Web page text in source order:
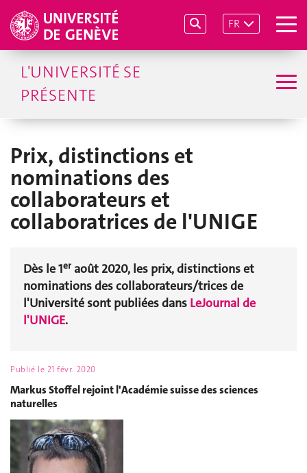
FR
L'UNIVERSITÉ SE
PRÉSENTE
Prix, distinctions et
nominations des
collaborateurs et
collaboratrices de l'UNIGE
Dès le 1er août 2020, les prix, distinctions et
nominations des collaborateurs/trices de
l'Université sont publiées dans LeJournal de
l'UNIGE.
Publié le 21 févr. 2020
Markus Stoffel rejoint l'Académie suisse des sciences
naturelles